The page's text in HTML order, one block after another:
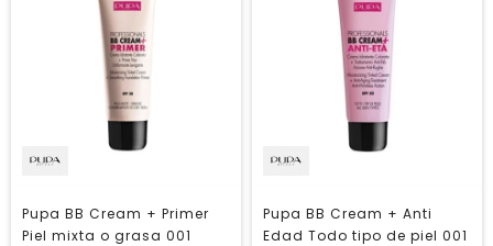
Pupa BB Cream + Primer
Piel mixta o grasa 001
Pupa BB Cream + Anti
Edad Todo tipo de piel 001